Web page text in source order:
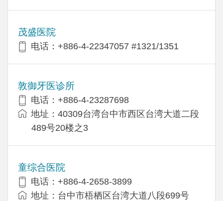
茂盛医院
电话：+886-4-22347057 #1321/1351
敦御牙医诊所
电话：+886-4-23287698
地址：40309台湾台中市西区台湾大道二段
489号20楼之3
童综合医院
电话：+886-4-2658-3899
地址：台中市梧栖区台湾大道八段699号